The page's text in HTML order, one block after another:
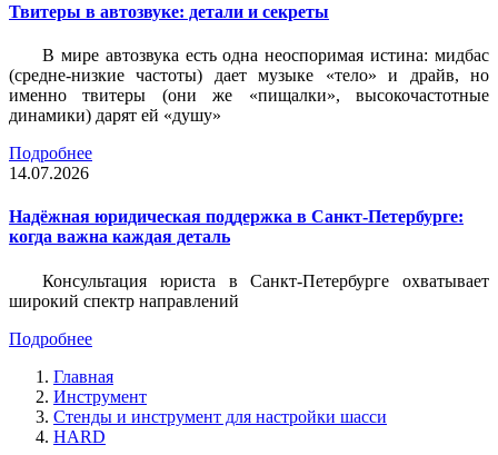
Твитеры в автозвуке: детали и секреты
В мире автозвука есть одна неоспоримая истина: мидбас
(средне-низкие частоты) дает музыке «тело» и драйв, но
именно твитеры (они же «пищалки», высокочастотные
динамики) дарят ей «душу»
Подробнее
14.07.2026
Надёжная юридическая поддержка в Санкт-Петербурге:
когда важна каждая деталь
Консультация юриста в Санкт-Петербурге охватывает
широкий спектр направлений
Подробнее
Главная
Инструмент
Стенды и инструмент для настройки шасси
HARD